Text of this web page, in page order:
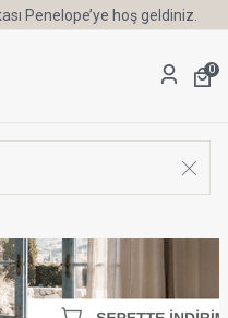
Penelope’ye hoş geldiniz.
0